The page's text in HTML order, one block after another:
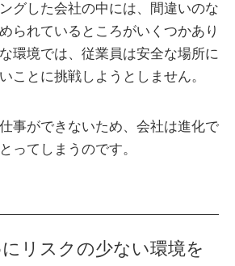
グした会社の中には、間違いのな
られているところがいくつかあり
環境では、従業員は安全な場所に
ことに挑戦しようとしません。
事ができないため、会社は進化で
ってしまうのです。
リスクの少ない環境を